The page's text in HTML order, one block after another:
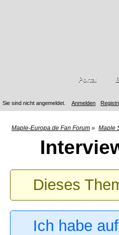
Sie sind nicht angemeldet. Anmelden
Portal
Maple-Europa.de Fan Forum » Maple
Dieses
Ich habe